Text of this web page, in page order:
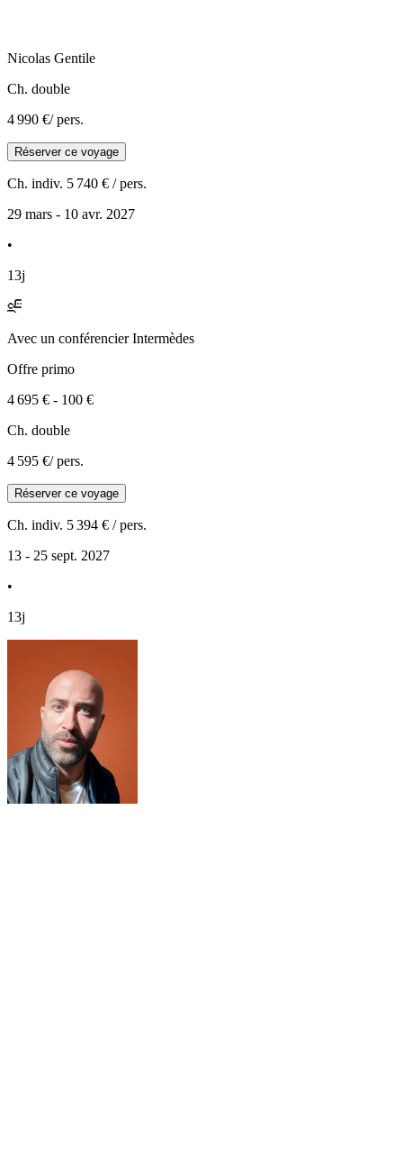
Nicolas Gentile
Ch. double
4 990 €/ pers.
Réserver ce voyage
Ch. indiv. 5 740 € / pers.
29 mars - 10 avr. 2027
•
13j
Avec un conférencier Intermèdes
Offre primo
4 695 € - 100 €
Ch. double
4 595 €/ pers.
Réserver ce voyage
Ch. indiv. 5 394 € / pers.
13 - 25 sept. 2027
•
13j